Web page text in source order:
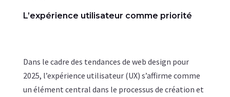
L’expérience utilisateur comme priorité
Dans le cadre des tendances de web design pour
2025, l’expérience utilisateur (UX) s’affirme comme
un élément central dans le processus de création et